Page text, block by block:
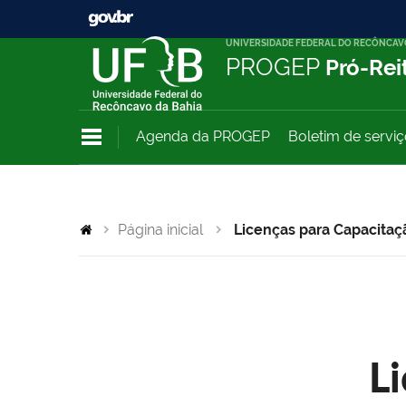
UNIVERSIDADE FEDERAL DO
PROGEP Pró-
Agenda da PROGEP Boletim de
Página inicial Licenças para